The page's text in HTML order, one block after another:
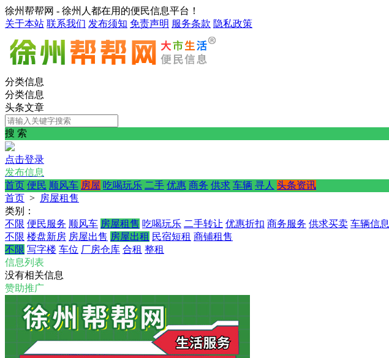
徐州帮帮网 - 徐州人都在用的便民信息平台！
关于本站 联系我们 发布须知 免责声明 服务条款 隐私政策
分类信息
分类信息
头条文章
搜 索
点击登录
发布信息
首页 便民 顺风车 房屋 吃喝玩乐 二手 优惠 商务 供求 车辆 寻人 头条资讯
首页 > 房屋租售
类别：
不限 便民服务 顺风车 房屋租售 吃喝玩乐 二手转让 优惠折扣 商务服务 供求买卖 车辆信息
不限 楼盘新房 房屋出售 房屋出租 民宿短租 商铺租售
不限 写字楼 车位 厂房仓库 合租 整租
信息列表
没有相关信息
赞助推广